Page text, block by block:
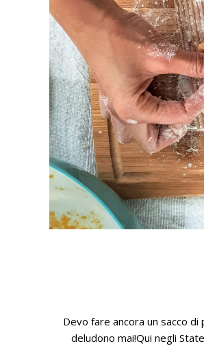
Devo fare ancora un sacco
deludono mai!Qui negli